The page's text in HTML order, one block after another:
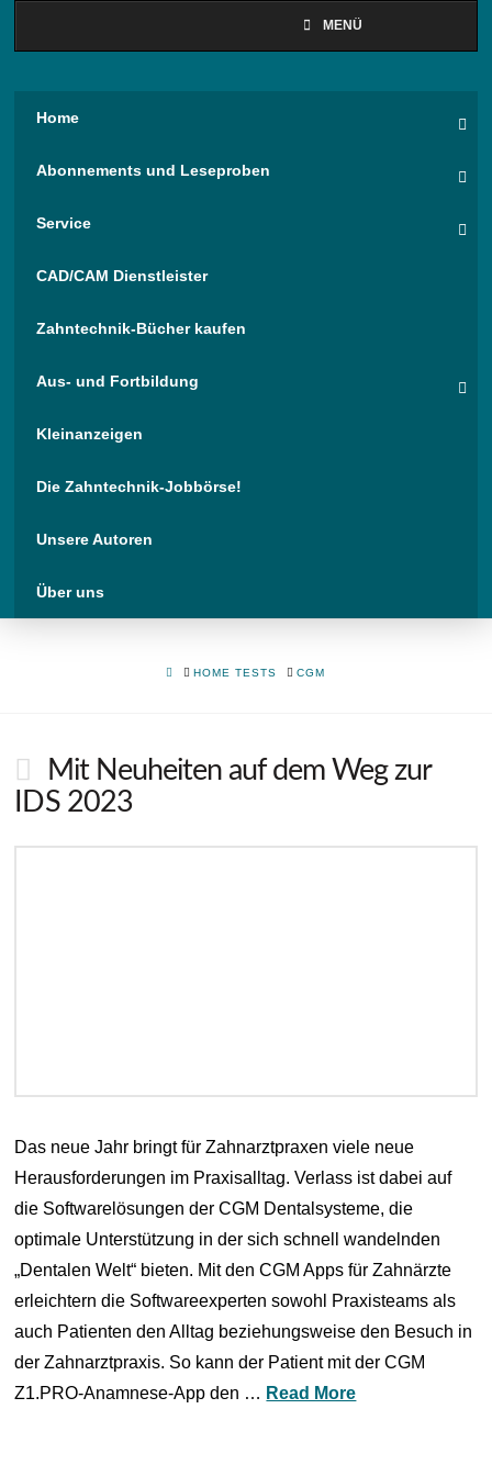
MENÜ
Home
Abonnements und Leseproben
Service
CAD/CAM Dienstleister
Zahntechnik-Bücher kaufen
Aus- und Fortbildung
Kleinanzeigen
Die Zahntechnik-Jobbörse!
Unsere Autoren
Über uns
HOMEHOME TESTS CGM
Mit Neuheiten auf dem Weg zur
IDS 2023
Das neue Jahr bringt für Zahnarztpraxen viele neue
Herausforderungen im Praxisalltag. Verlass ist dabei auf
die Softwarelösungen der CGM Dentalsysteme, die
optimale Unterstützung in der sich schnell wandelnden
„Dentalen Welt“ bieten. Mit den CGM Apps für Zahnärzte
erleichtern die Softwareexperten sowohl Praxisteams als
auch Patienten den Alltag beziehungsweise den Besuch in
der Zahnarztpraxis. So kann der Patient mit der CGM
Z1.PRO-Anamnese-App den … Read More